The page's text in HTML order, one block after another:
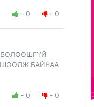
- 0 - 0
ШООЛЖ БАЙНАА
- 0 - 0